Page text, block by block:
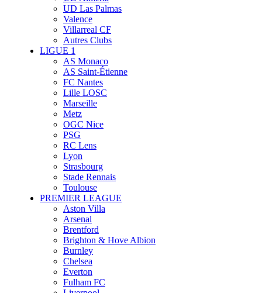
UD Las Palmas
Valence
Villarreal CF
Autres Clubs
LIGUE 1
AS Monaco
AS Saint-Étienne
FC Nantes
Lille LOSC
Marseille
Metz
OGC Nice
PSG
RC Lens
Lyon
Strasbourg
Stade Rennais
Toulouse
PREMIER LEAGUE
Aston Villa
Arsenal
Brentford
Brighton & Hove Albion
Burnley
Chelsea
Everton
Fulham FC